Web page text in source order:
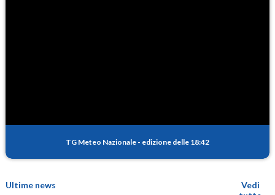
TG Meteo Nazionale - edizione delle 18:42
Ultime news
Vedi